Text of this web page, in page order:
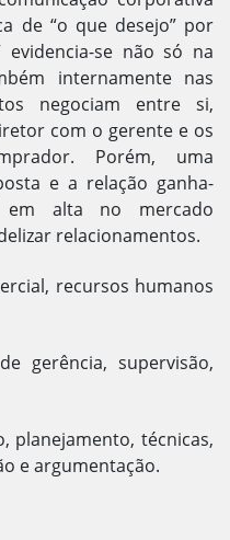
de “o que desejo” por
evidencia-se não só na
internamente nas
negociam entre si,
com o gerente e os
Porém, uma
e a relação ganha-
em alta no mercado
relacionamentos.
recursos humanos
gerência, supervisão,
planejamento, técnicas,
e argumentação.